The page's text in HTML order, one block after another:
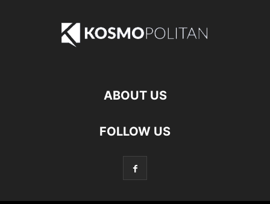
ABOUT US
FOLLOW US